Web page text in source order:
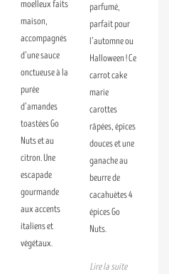
moelleux faits
maison,
accompagnés
d’une sauce
onctueuse à la
purée
d’amandes
toastées Go
Nuts et au
citron. Une
escapade
gourmande
aux accents
italiens et
végétaux.
parfumé,
parfait pour
l’automne ou
Halloween ! Ce
carrot cake
marie
carottes
râpées, épices
douces et une
ganache au
beurre de
cacahuètes 4
épices Go
Nuts.
Lire la suite